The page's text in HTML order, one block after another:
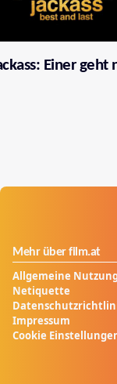
Einer geht
Mehr über film.at
Allgemeine
Netiquette
Impressum
Cookie